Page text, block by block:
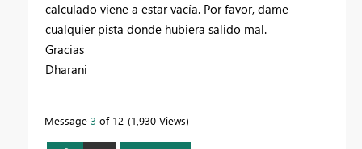
calculado viene a estar vacía. Por favor, dame
cualquier pista donde hubiera salido mal.
Gracias
Dharani
Message 3 of 12 1,930 Views